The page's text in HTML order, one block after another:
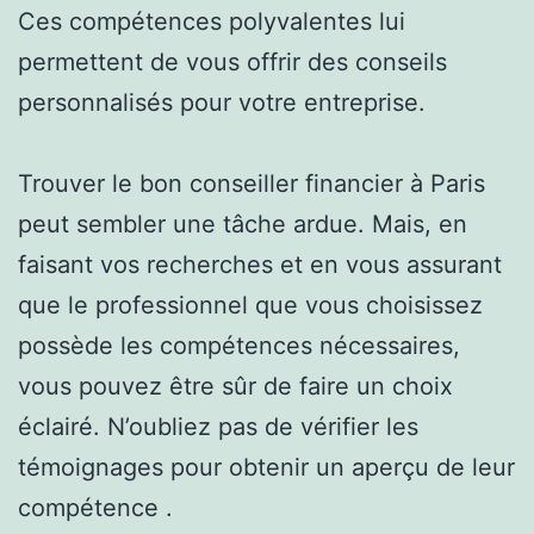
Ces compétences polyvalentes lui
permettent de vous offrir des conseils
personnalisés pour votre entreprise.
Trouver le bon conseiller financier à Paris
peut sembler une tâche ardue. Mais, en
faisant vos recherches et en vous assurant
que le professionnel que vous choisissez
possède les compétences nécessaires,
vous pouvez être sûr de faire un choix
éclairé. N’oubliez pas de vérifier les
témoignages pour obtenir un aperçu de leur
compétence .